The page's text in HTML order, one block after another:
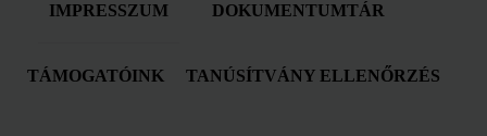
IMPRESSZUM DOKUMENTUMTÁR
TÁMOGATÓINK TANÚSÍTVÁNY ELLENŐRZÉS